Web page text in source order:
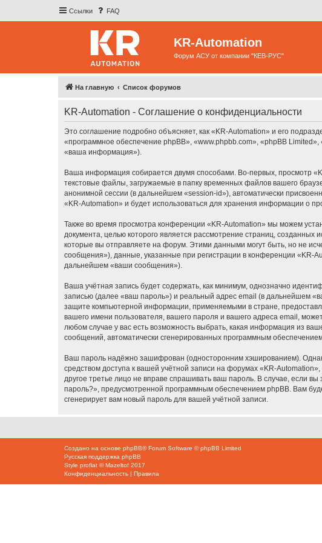
Ссылки FAQ
KR-Automation
Форум АСУ от компании "КЕВ-РУС"
На главную Список форумов
KR-Automation - Соглашение о конфиденциальности
Это соглашение подробно объясняет, как «KR-Automation» и его
«программное обеспечение phpBB», «www.phpbb.com», «phpBB
«ваша информация»).
Ваша информация собирается двумя способами. Во-первых, просмотр
текстовые файлы, загружаемые в папку временных файлов вашего
анонимной сессии (в дальнейшем «session-id»), автоматически
«KR-Automation» и будет использоваться для хранения информации о
Также во время просмотра конференции «KR-Automation» мы можем
документа, целью которого является рассмотрение страниц,
которые вы отправляете на форум. Этими данными могут быть, но не
сообщения»), данные, указанные при регистрации в конференции «KR-
дальнейшем «ваши сообщения»).
Ваша учётная запись будет содержать, как минимум, однозначно
записью (далее «ваш пароль») и реальный адрес email (в дальнейшем
защите компьютерной информации, применяемыми в стране,
вашего имени пользователя, вашего пароля и вашего адреса email,
любом случае у вас есть возможность выбрать, какая информация из
сообщений, автоматически сгенерированных программным
Ваш пароль надёжно зашифрован (односторонним хэшированием).
средством доступа к вашей учётной записи на форумах «KR-
другое третье лицо не вправе спрашивать ваш пароль. В случае, если
пароль?», предусмотренной программным обеспечением phpBB. Вам
сгенерирует вам новый пароль для вашей учётной записи.
Создано на основе phpBB® Forum Software © phpBB Limited
Русская поддержка phpBB
Style proflat ©Mazeltof 2017
Конфиденциальность | Правила